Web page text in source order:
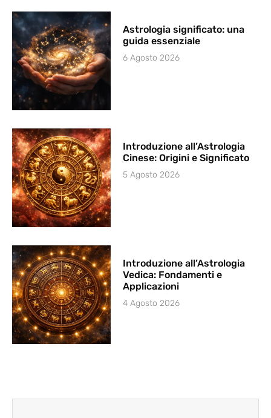
Astrologia significato: una
guida essenziale
6 Agosto 2026
Introduzione all’Astrologia
Cinese: Origini e Significato
5 Agosto 2026
Introduzione all’Astrologia
Vedica: Fondamenti e
Applicazioni
4 Agosto 2026